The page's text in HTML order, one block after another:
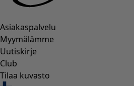
Asiakaspalvelu
Myymälämme
Uutiskirje
Club
Tilaa kuvasto